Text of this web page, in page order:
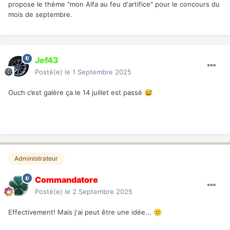
propose le thème "mon Alfa au feu d'artifice" pour le concours du
mois de septembre.
Jef43
Posté(e) le 1 Septembre 2025
Ouch c’est galère ça le 14 juillet est passé 😅
Administrateur
Commandatore
Posté(e) le 2 Septembre 2025
Effectivement! Mais j'ai peut être une idée... 🙂